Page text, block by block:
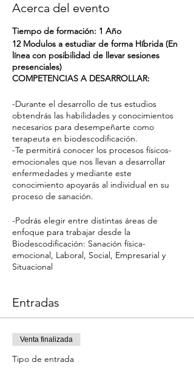
Acerca del evento
Tiempo de formación: 1 Año
12 Modulos a estudiar de forma Híbrida (En
línea con posibilidad de llevar sesiones
presenciales)
COMPETENCIAS A DESARROLLAR:
-Durante el desarrollo de tus estudios
obtendrás las habilidades y conocimientos
necesarios para desempeñarte como
terapeuta en biodescodificación.
-Te permitirá conocer los procesos físicos-
emocionales que nos llevan a desarrollar
enfermedades y mediante este
conocimiento apoyarás al individual en su
proceso de sanación.
-Podrás elegir entre distintas áreas de
enfoque para trabajar desde la
Biodescodificación: Sanación física-
emocional, Laboral, Social, Empresarial y
Situacional
Entradas
Venta finalizada
Tipo de entrada